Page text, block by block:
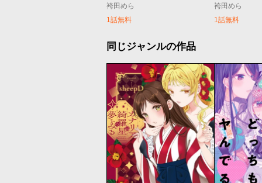
袴田めら
1話無料
袴田めら
1話無料
同じジャンルの作品